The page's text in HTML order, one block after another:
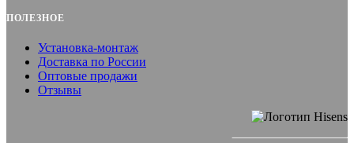
ПОЛЕЗНОЕ
Установка-монтаж
Доставка по России
Оптовые продажи
Отзывы